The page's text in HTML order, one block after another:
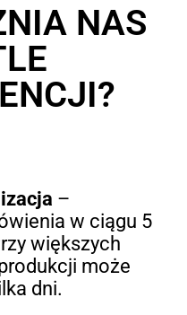
NAS
–
w ciągu 5
większych
może
dni.